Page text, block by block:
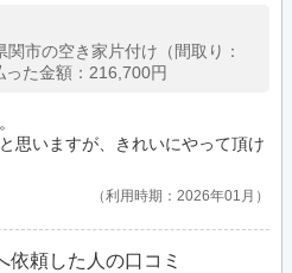
市の空き家片付け（間取り：
た金額：216,700円
思いますが、きれいにやって頂け
利用時期：2026年01月
依頼した人の口コミ